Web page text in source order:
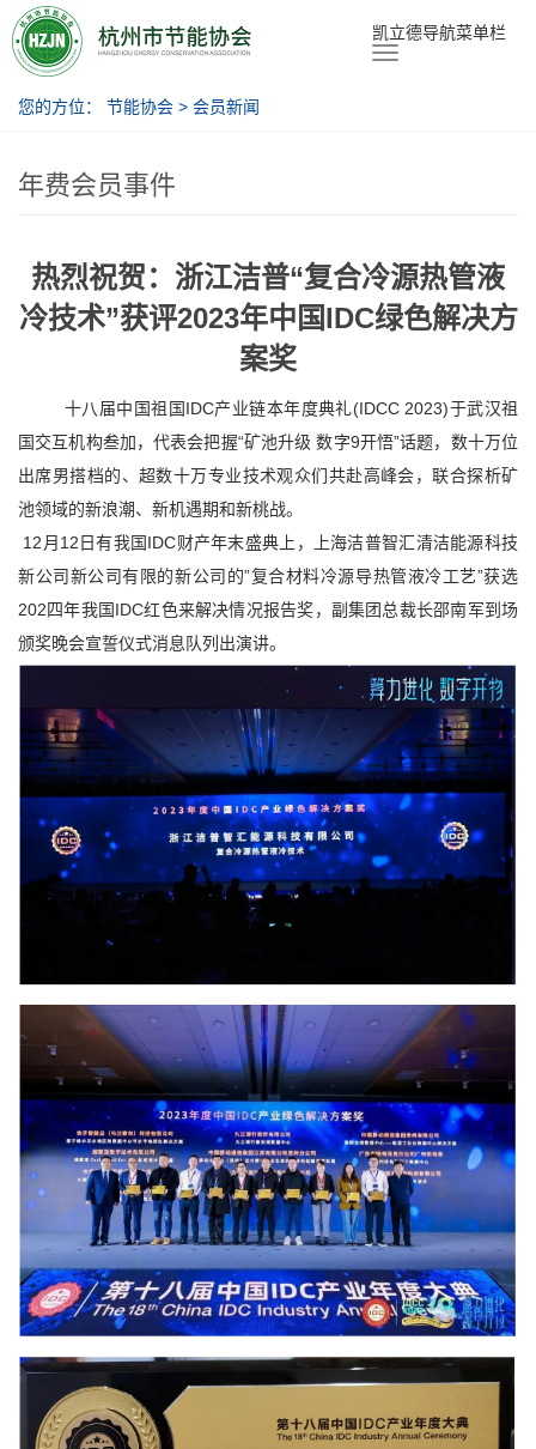
节能协会 凯立德导航菜单栏
您的方位： 节能协会 > 会员新闻
年费会员事件
热烈祝贺：浙江洁普“复合冷源热管液
冷技术”获评2023年中国IDC绿色解决方
案奖
十八届中国祖国IDC产业链本年度典礼(IDCC 2023)于武汉祖
国交互机构叁加，代表会把握“矿池升级 数字9开悟”话题，数十万位
出席男搭档的、超数十万专业技术观众们共赴高峰会，联合探析矿
池领域的新浪潮、新机遇期和新桃战。
12月12日有我国IDC财产年末盛典上，上海洁普智汇清洁能源科技
新公司新公司有限的新公司的”复合材料冷源导热管液冷工艺”获选
202四年我国IDC红色来解决情况报告奖，副集团总裁长邵南军到场
颁奖晚会宣誓仪式消息队列出演讲。